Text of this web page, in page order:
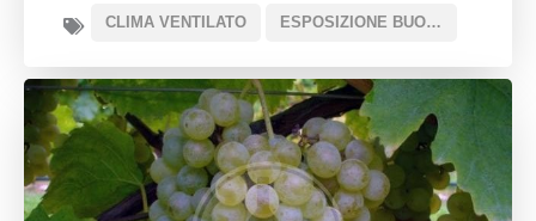
CLIMA VENTILATO ESPOSIZIONE BUONA